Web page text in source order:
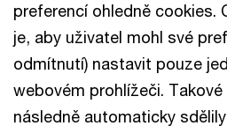
preferencí ohledně cookies.
je, aby uživatel mohl své
odmítnutí) nastavit pouze
webovém prohlížeči.
následně automaticky